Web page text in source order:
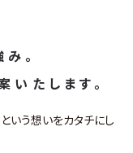
。
いたします。
いう想いをカタチにし